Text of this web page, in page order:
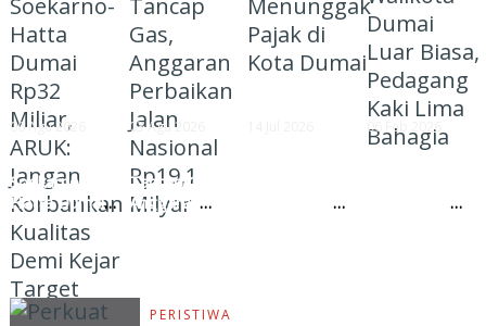
06 Agu 2026
Proyek Jalan
Soekarno-
Hatta Dumai
Rp32 Miliar,
ARUK: Jangan
Korbankan
Kualitas Demi
Kejar Target
03 Agu 2026
Pemko Dumai
Tancap Gas,
Anggaran
Perbaikan
Menunggak
06 Feb 2026
PERISTIWA